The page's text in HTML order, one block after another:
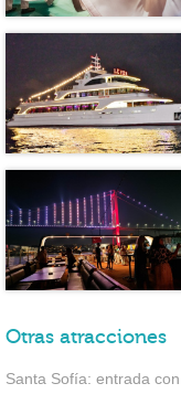
Otras atracciones
Santa Sofía: entrada